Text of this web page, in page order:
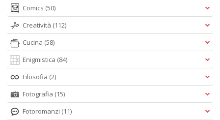
Comics (50)
Creatività (112)
Cucina (58)
Enigmistica (84)
Filosofia (2)
Fotografia (15)
Fotoromanzi (11)